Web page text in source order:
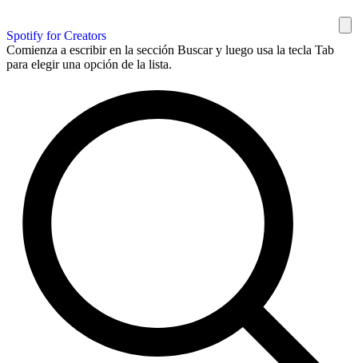
Spotify for Creators
Comienza a escribir en la sección Buscar y luego usa la tecla Tab
para elegir una opción de la lista.